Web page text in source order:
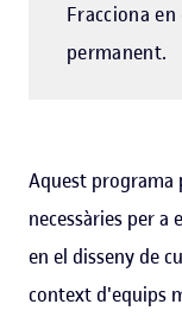
Fracciona
permanent.
Aquest programa
necessàries per
en el disseny de
context d'equips